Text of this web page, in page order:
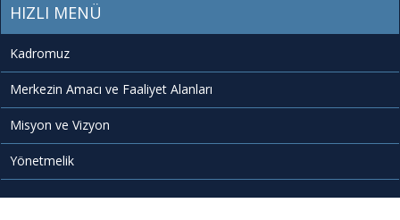
HIZLI MENÜ
Kadromuz
Merkezin Amacı ve Faaliyet Alanları
Misyon ve Vizyon
Yönetmelik